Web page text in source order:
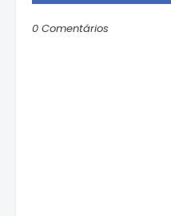
0 Comentários